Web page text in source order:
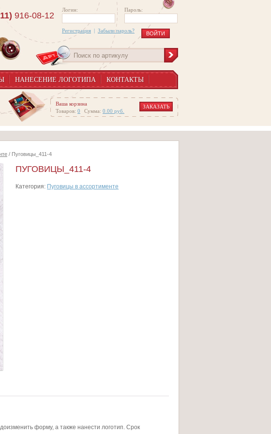
Логин: Пароль:
Регистрация | Забыли пароль?
916-08-12
НАНЕСЕНИЕ ЛОГОТИПА
КОНТАКТЫ
Ваша корзина
Товаров: 0 Сумма: 0.00 руб.
ЗАКАЗАТЬ
/ Пуговицы_411-4
ПУГОВИЦЫ_411-4
Категория: Пуговицы в ассортименте
форму, а также нанести логотип. Срок